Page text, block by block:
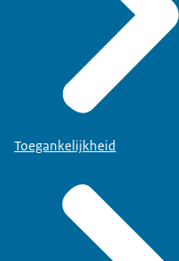
Toegankelijkheid